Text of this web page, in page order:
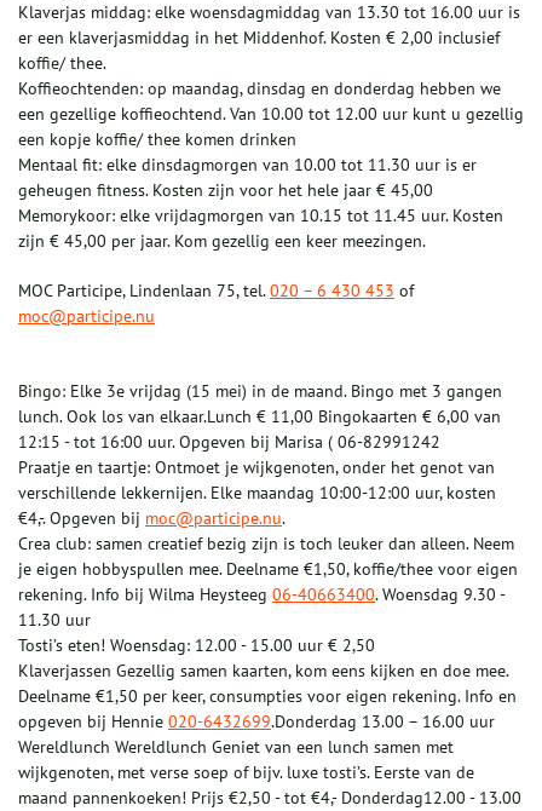
Klaverjas middag: elke woensdagmiddag van 13.30 tot 16.00 uur is
er een klaverjasmiddag in het Middenhof. Kosten € 2,00 inclusief
koffie/ thee.
Koffieochtenden: op maandag, dinsdag en donderdag hebben we
een gezellige koffieochtend. Van 10.00 tot 12.00 uur kunt u gezellig
een kopje koffie/ thee komen drinken
Mentaal fit: elke dinsdagmorgen van 10.00 tot 11.30 uur is er
geheugen fitness. Kosten zijn voor het hele jaar € 45,00
Memorykoor: elke vrijdagmorgen van 10.15 tot 11.45 uur. Kosten
zijn € 45,00 per jaar. Kom gezellig een keer meezingen.
MOC Participe, Lindenlaan 75, tel.020 – 6 430 453 of
moc@participe.nu
Bingo: Elke 3e vrijdag (15 mei) in de maand. Bingo met 3 gangen
lunch. Ook los van elkaar.Lunch € 11,00 Bingokaarten € 6,00 van
12:15 - tot 16:00 uur. Opgeven bij Marisa ( 06-82991242
Praatje en taartje: Ontmoet je wijkgenoten, onder het genot van
verschillende lekkernijen. Elke maandag 10:00-12:00 uur, kosten
€4,-. Opgeven bij moc@participe.nu.
Crea club: samen creatief bezig zijn is toch leuker dan alleen. Neem
je eigen hobbyspullen mee. Deelname €1,50, koffie/thee voor eigen
rekening. Info bij Wilma Heysteeg 06-40663400. Woensdag 9.30 -
11.30 uur
Tosti’s eten! Woensdag: 12.00 - 15.00 uur € 2,50
Klaverjassen Gezellig samen kaarten, kom eens kijken en doe mee.
Deelname €1,50 per keer, consumpties voor eigen rekening. Info en
opgeven bij Hennie 020-6432699.Donderdag 13.00 – 16.00 uur
Wereldlunch Wereldlunch Geniet van een lunch samen met
wijkgenoten, met verse soep of bijv. luxe tosti’s. Eerste van de
maand pannenkoeken! Prijs €2,50 - tot €4,- Donderdag12.00 - 13.00